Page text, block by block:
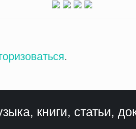
.
книги, статьи,